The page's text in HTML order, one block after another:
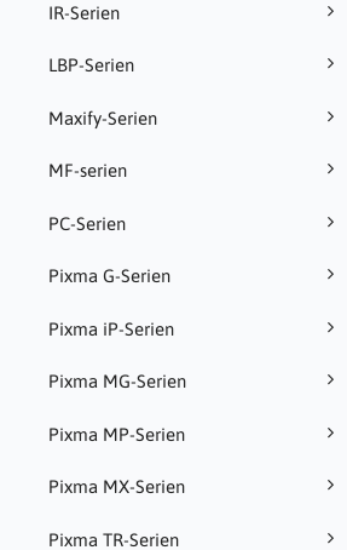
IR-Serien
LBP-Serien
Maxify-Serien
MF-serien
PC-Serien
Pixma G-Serien
Pixma iP-Serien
Pixma MG-Serien
Pixma MP-Serien
Pixma MX-Serien
Pixma TR-Serien